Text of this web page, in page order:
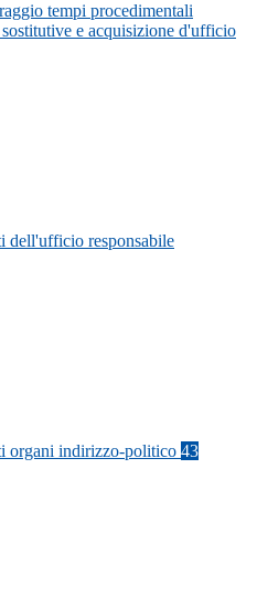
tempi procedimentali
e acquisizione d'ufficio
dell'ufficio responsabile
organi indirizzo-politico 43